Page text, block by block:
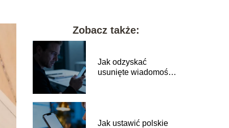
Zobacz także:
Jak odzyskać
usunięte wiadomości
Jak ustawić polskie